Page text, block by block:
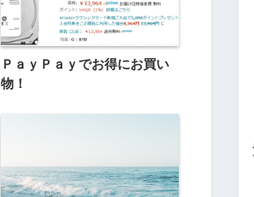
ＰａｙＰａｙでお得にお買い
物！